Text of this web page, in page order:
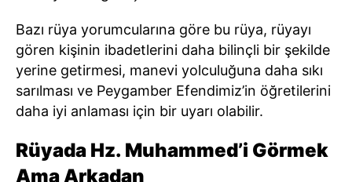
Bazı rüya yorumcularına göre bu rüya, rüyayı
gören kişinin ibadetlerini daha bilinçli bir şekilde
yerine getirmesi, manevi yolculuğuna daha sıkı
sarılması ve Peygamber Efendimiz’in öğretilerini
daha iyi anlaması için bir uyarı olabilir.
Rüyada Hz. Muhammed’i Görmek
Ama Arkadan